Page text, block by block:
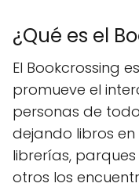
¿Qué es el
El Bookcrossing
promueve el
personas de
dejando libros
librerías,
otros los